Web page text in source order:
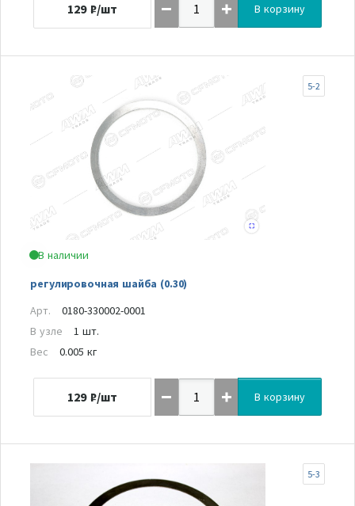
129 ₽/шт В корзину
В наличии
регулировочная шайба (0.30)
5-2
Арт.
0180-330002-0001
В узле
1 шт.
Вес
0.005 кг
129 ₽/шт В корзину
5-3